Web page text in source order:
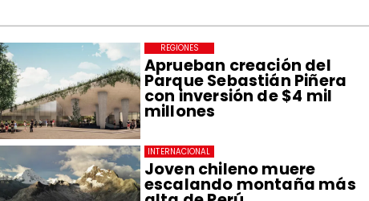
Aprueban creación del
Parque Sebastián Piñera
con inversión de $4 mil
millones
REGIONES
Joven chileno muere
escalando montaña más
INTERNACIONAL